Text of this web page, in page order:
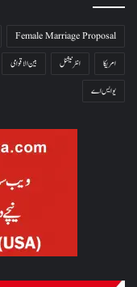
Female Marriage Proposal
امریکا
انٹرنیشنل بین الاقوامی
یو ایس اے